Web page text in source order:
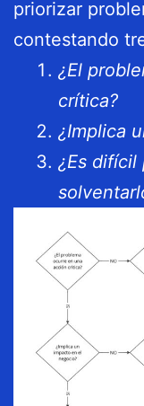
priorizar
contestando
¿El
crítica?
¿Implica
¿Es difícil